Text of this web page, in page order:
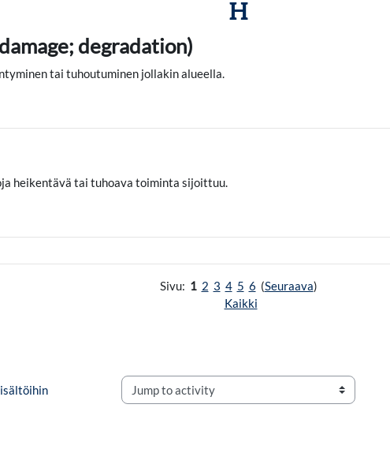
H
degradation)
tai tuhoutuminen jollakin alueella.
heikentävä tai tuhoava toiminta sijoittuu.
Sivu: 1 2 3 4 5 6 (Seuraava)
Kaikki
Jump to activity